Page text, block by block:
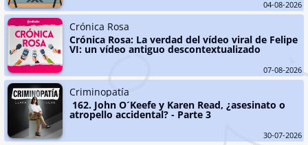
04-08-2026
Crónica Rosa
Crónica Rosa: La verdad del vídeo viral de Felipe
VI: un vídeo antiguo descontextualizado
07-08-2026
Criminopatía
atropello accidental? - Parte 3
30-07-2026